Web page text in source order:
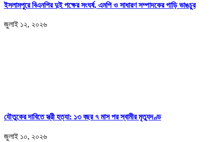
ইসলামপুরে বিএনপির দুই পক্ষের সংঘর্ষ, এমপি ও সাধারণ সম্পাদকের গাড়ি ভাঙচুর
জুলাই ১২, ২০২৬
যৌতুকের দাবিতে স্ত্রী হত্যা: ১৩ বছর ৭ মাস পর স্বামীর মৃত্যুদণ্ড
জুলাই ১০, ২০২৬